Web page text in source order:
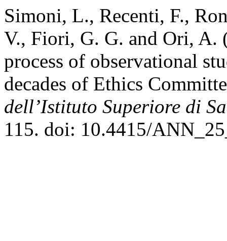
Simoni, L., Recenti, F.,
V., Fiori, G. G. and Ori, A.
process of observational
decades of Ethics
dell’Istituto Superiore di
115. doi: 10.4415/